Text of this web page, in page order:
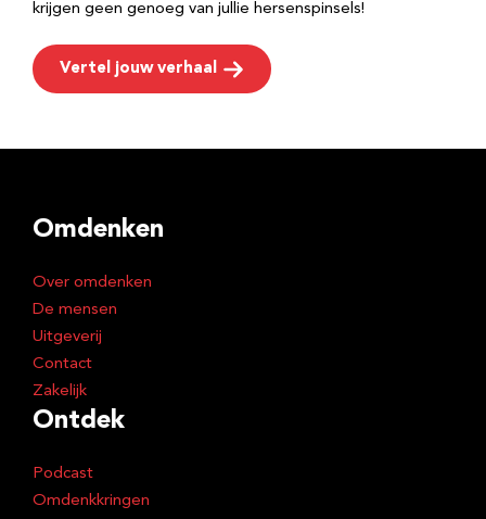
krijgen geen genoeg van jullie hersenspinsels!
Vertel jouw verhaal
Omdenken
Over omdenken
De mensen
Uitgeverij
Contact
Zakelijk
Ontdek
Podcast
Omdenkkringen